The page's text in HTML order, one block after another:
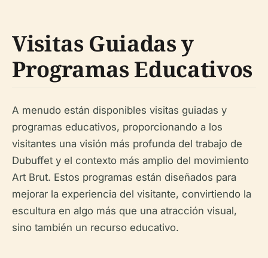
Visitas Guiadas y
Programas Educativos
A menudo están disponibles visitas guiadas y
programas educativos, proporcionando a los
visitantes una visión más profunda del trabajo de
Dubuffet y el contexto más amplio del movimiento
Art Brut. Estos programas están diseñados para
mejorar la experiencia del visitante, convirtiendo la
escultura en algo más que una atracción visual,
sino también un recurso educativo.